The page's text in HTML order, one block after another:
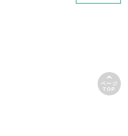
ページ
TOP